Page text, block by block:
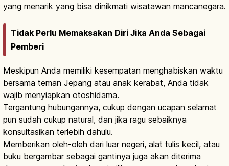
yang menarik yang bisa dinikmati wisatawan mancanegara.
Tidak Perlu Memaksakan Diri Jika Anda Sebagai
Pemberi
Meskipun Anda memiliki kesempatan menghabiskan waktu
bersama teman Jepang atau anak kerabat, Anda tidak
wajib menyiapkan otoshidama.
Tergantung hubungannya, cukup dengan ucapan selamat
pun sudah cukup natural, dan jika ragu sebaiknya
konsultasikan terlebih dahulu.
Memberikan oleh-oleh dari luar negeri, alat tulis kecil, atau
buku bergambar sebagai gantinya juga akan diterima